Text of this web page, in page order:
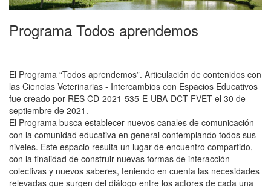
Programa Todos aprendemos
El Programa “Todos aprendemos”. Articulación de contenidos con
las Ciencias Veterinarias - Intercambios con Espacios Educativos
fue creado por RES CD-2021-535-E-UBA-DCT FVET el 30 de
septiembre de 2021.
El Programa busca establecer nuevos canales de comunicación
con la comunidad educativa en general contemplando todos sus
niveles. Este espacio resulta un lugar de encuentro compartido,
con la finalidad de construir nuevas formas de interacción
colectivas y nuevos saberes, teniendo en cuenta las necesidades
relevadas que surgen del diálogo entre los actores de cada una